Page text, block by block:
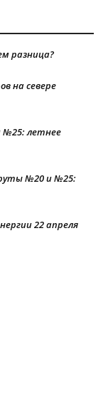
разница?
на севере
№25: летнее
№20 и №25:
22 апреля